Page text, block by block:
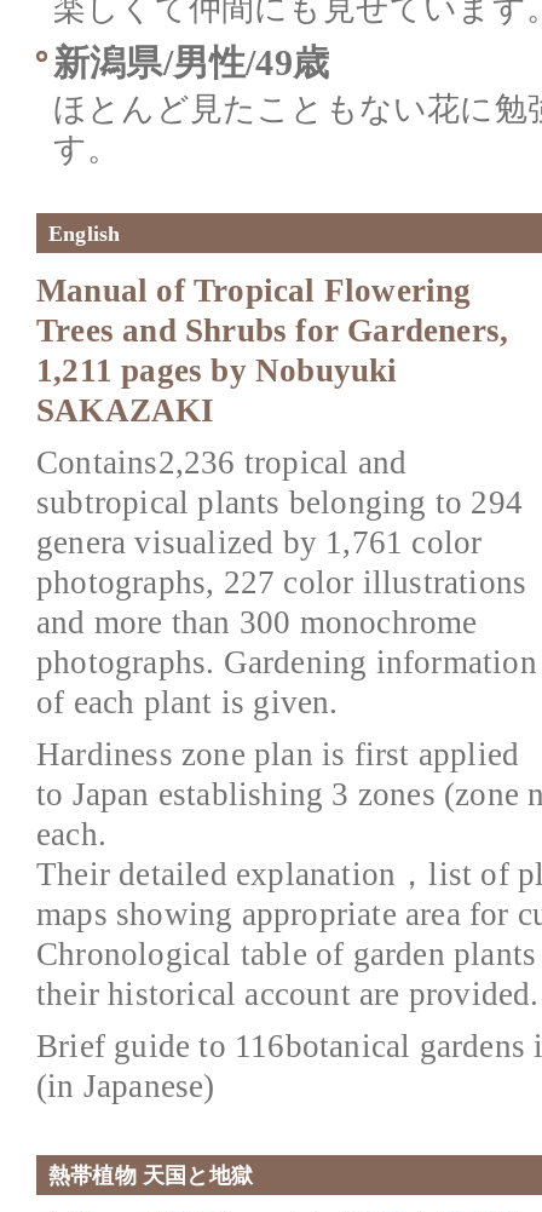
楽しくて仲間にも見せています
新潟県/男性/49歳
ほとんど見たこともない花に
す。
English
Manual of Tropical Flowering
Trees and Shrubs for Gardeners,
1,211 pages by Nobuyuki
SAKAZAKI
Contains2,236 tropical and
subtropical plants belonging to 294
genera visualized by 1,761 color
photographs, 227 color illustrations
and more than 300 monochrome
photographs. Gardening information
of each plant is given.
Hardiness zone plan is first applied
to Japan establishing 3 zones (zone
each.
Their detailed explanation，list of
maps showing appropriate area for
Chronological table of garden
their historical account are provided.
Brief guide to 116botanical gardens
(in Japanese)
熱帯植物 天国と地獄